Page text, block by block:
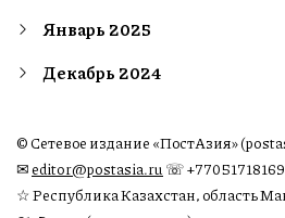
Январь 2025
Декабрь 2024
© Сетевое издание «ПостАзия»
✉︎editor@postasia.ru ☏ +77051718169
☆ Республика Казахстан, область